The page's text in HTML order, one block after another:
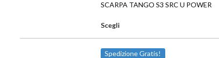
SCARPA TANGO S3 SRC U POWER
Scegli
Spedizione Gratis!